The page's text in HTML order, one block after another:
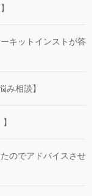
キットインストが答
み相談】
のでアドバイスさせ